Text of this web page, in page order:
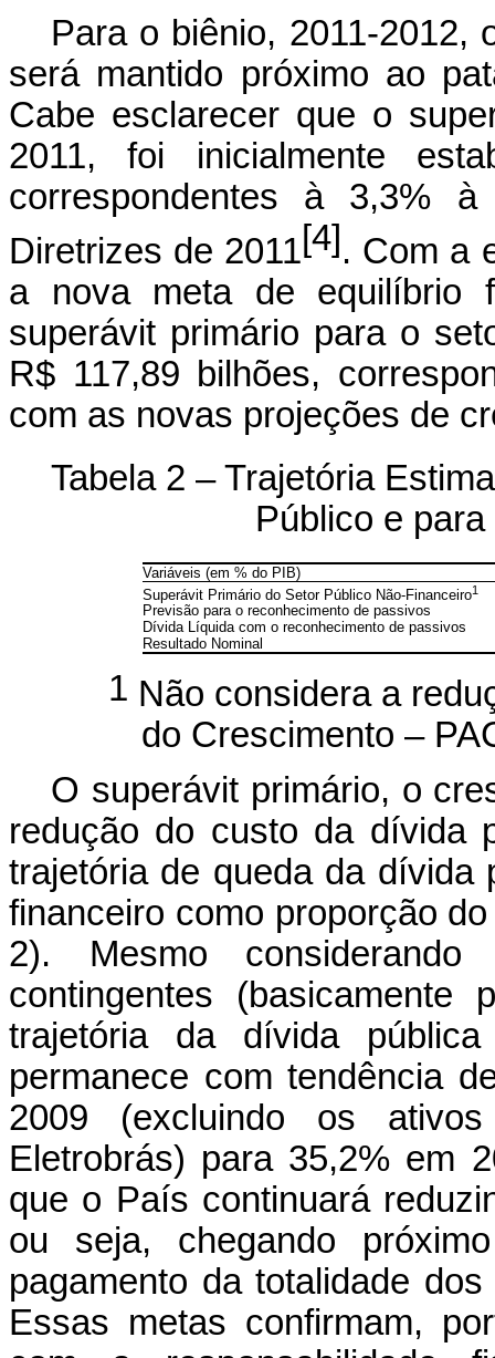
Para o biênio, 2011-2012,
será mantido próximo ao
Cabe esclarecer que o
2011, foi inicialmente
correspondentes à 3,3%
Diretrizes de 2011[4] . Com a
a nova meta de equilíbrio
superávit primário para o
R$ 117,89 bilhões,
com as novas projeções de
Tabela 2 – Trajetória
Público e
Variáveis (em % do PIB)
Superávit Primário do Setor Público Não-Financeiro1
Previsão para o reconhecimento de passivos
Dívida Líquida com o reconhecimento de passivos
Resultado Nominal
1 Não considera a
do Crescimento –
O superávit primário, o
redução do custo da dívida
trajetória de queda da dívida
financeiro como proporção
2). Mesmo
contingentes
trajetória da dívida
permanece com tendência
2009 (excluindo os
Eletrobrás) para 35,2% em
que o País continuará
ou seja, chegando
pagamento da totalidade
Essas metas confirmam,